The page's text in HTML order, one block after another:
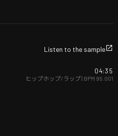
Listen to the sample
04:35
ヒップホップ/ラップ| BPM 95.001